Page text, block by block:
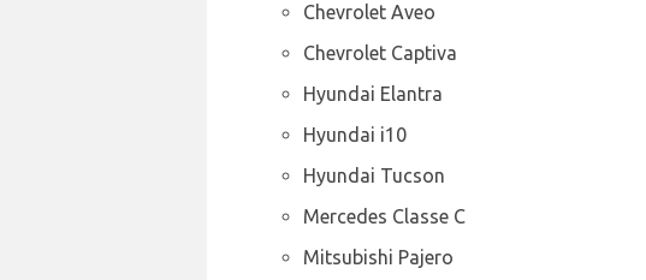
Chevrolet Aveo
Chevrolet Captiva
Hyundai Elantra
Hyundai i10
Hyundai Tucson
Mercedes Classe C
Mitsubishi Pajero